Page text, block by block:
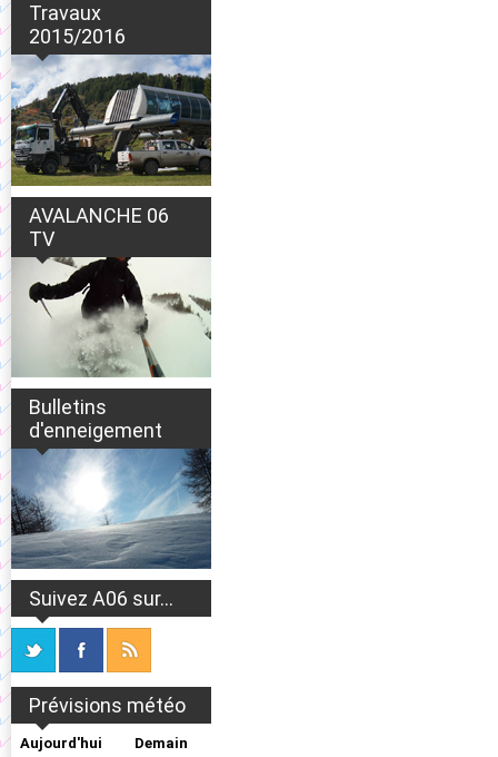
Travaux
2015/2016
AVALANCHE 06
TV
Bulletins
d'enneigement
Suivez A06 sur...
Prévisions météo
Aujourd'hui Demain